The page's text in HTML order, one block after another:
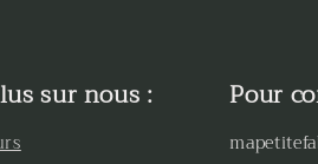
sur nous : Pour